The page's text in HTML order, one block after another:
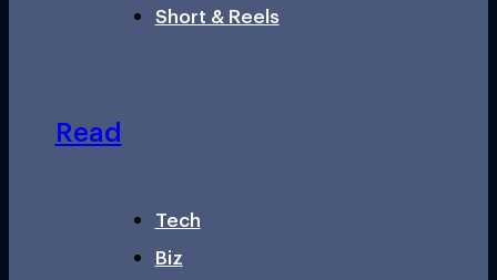
Short & Reels
Read
Tech
Biz